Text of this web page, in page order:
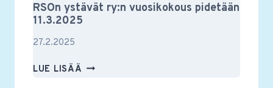
RSOn ystävät ry:n vuosikokous pidetään
11.3.2025
27.2.2025
LUE LISÄÄ RSON